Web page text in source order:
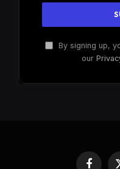
By signing up,
our